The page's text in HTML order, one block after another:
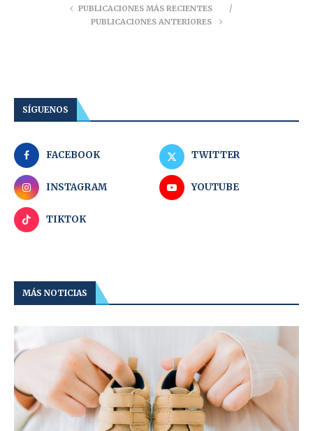
PUBLICACIONES MÁS RECIENTES
PUBLICACIONES ANTERIORES
SÍGUENOS
FACEBOOK TWITTER
INSTAGRAM YOUTUBE
TIKTOK
MÁS NOTICIAS